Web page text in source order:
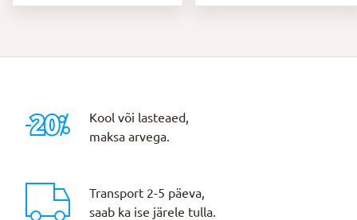
Kool või lasteaed,
maksa arvega.
Transport 2-5 päeva,
saab ka ise järele tulla.